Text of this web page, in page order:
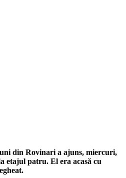
din Rovinari a ajuns, miercuri,
etajul patru. El era acasă cu